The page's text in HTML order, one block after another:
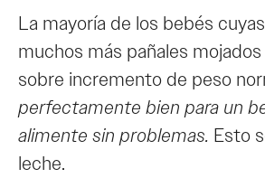
La mayoría de los bebés
muchos más pañales
sobre incremento de peso
perfectamente bien para un
alimente sin problemas. Esto
leche.